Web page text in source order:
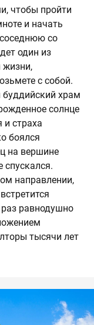
чтобы пройти
и начать
со
один из
жизни,
с собой.
храм
солнце
и страха
боялся
на вершине
направлении,
равнодушно
тысячи лет